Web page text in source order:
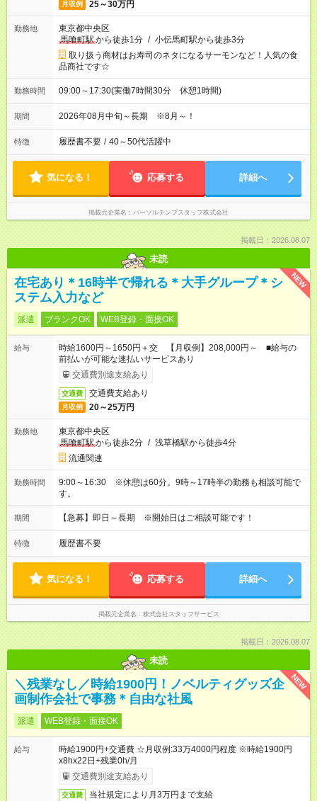
月収例 25～30万円
勤務地
東京都中央区
馬喰町駅から徒歩1分 / 小伝馬町駅から徒歩3分
取り扱う商材はお寿司のネタになるサーモンなど！人気の食
品商社です☆
勤務時間 09:00～17:30(実働7時間30分 休憩1時間)
期間 2026年08月中旬～長期 ※8月～！
特徴 履歴書不要 / 40～50代活躍中
気になる！ 応募する 詳細へ
掲載元企業名 パーソルテンプスタッフ株式会社
掲載日：2026.08.07
未読
NEW
在宅あり＊16時半で帰れる＊大手グループ＊シ
ステム入力など
派遣 ブランクOK WEB登録・面接OK
給与
時給1600円～1650円＋交 【月収例】208,000円～ ■給与の
前払いが可能な速払いサービスあり
交通費別途支給あり
交通費 交通費支給あり
月収例 20～25万円
勤務地
東京都中央区
馬喰町駅から徒歩2分 / 浅草橋駅から徒歩4分
流通関連
勤務時間
9:00～16:30 ※休憩は60分。9時～17時半の勤務も相談可能で
す。
期間 【急募】即日～長期 ※開始日はご相談可能です！
特徴 履歴書不要
気になる！ 応募する 詳細へ
掲載元企業名 株式会社スタッフサービス
掲載日：2026.08.07
未読
NEW
＼残業なし／時給1900円！ノベルティグッズ企
画制作会社で事務＊自由な社風
派遣 WEB登録・面接OK
給与
時給1900円+交通費 ☆月収例:33万4000円程度 ※時給1900円
x8hx22日+残業0h/月
交通費別途支給あり
交通費 当社規定により月3万円まで支給